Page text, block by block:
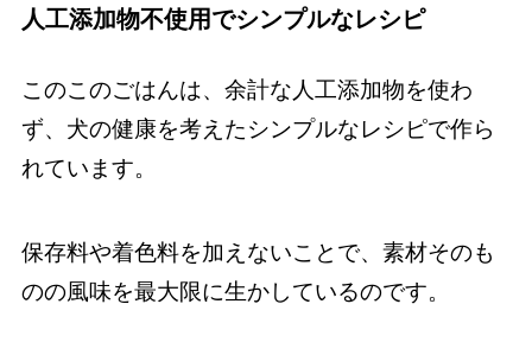
人工添加物不使用でシンプルなレシピ
このこのごはんは、余計な人工添加物を使わ
ず、犬の健康を考えたシンプルなレシピで作ら
れています。
保存料や着色料を加えないことで、素材そのも
のの風味を最大限に生かしているのです。